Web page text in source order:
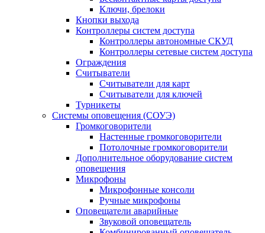
Ключи, брелоки
Кнопки выхода
Контроллеры систем доступа
Контроллеры автономные СКУД
Контроллеры сетевые систем доступа
Ограждения
Считыватели
Считыватели для карт
Считыватели для ключей
Турникеты
Системы оповещения (СОУЭ)
Громкоговорители
Настенные громкоговорители
Потолочные громкоговорители
Дополнительное оборудование систем
оповещения
Микрофоны
Микрофонные консоли
Ручные микрофоны
Оповещатели аварийные
Звуковой оповещатель